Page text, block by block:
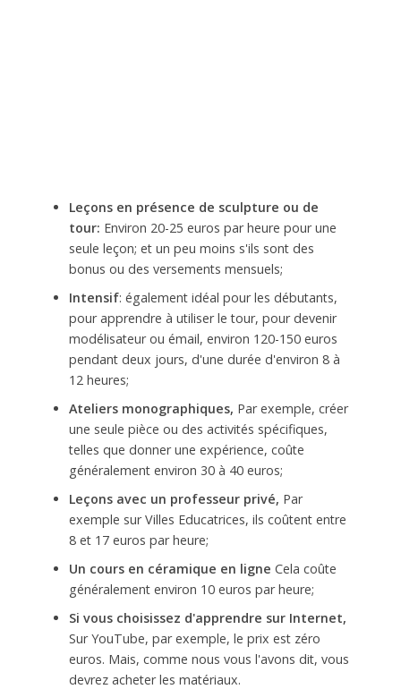
Leçons en présence de sculpture ou de
tour: Environ 20-25 euros par heure pour une
seule leçon; et un peu moins s'ils sont des
bonus ou des versements mensuels;
Intensif: également idéal pour les débutants,
pour apprendre à utiliser le tour, pour devenir
modélisateur ou émail, environ 120-150 euros
pendant deux jours, d'une durée d'environ 8 à
12 heures;
Ateliers monographiques, Par exemple, créer
une seule pièce ou des activités spécifiques,
telles que donner une expérience, coûte
généralement environ 30 à 40 euros;
Leçons avec un professeur privé, Par
exemple sur Villes Educatrices, ils coûtent entre
8 et 17 euros par heure;
Un cours en céramique en ligne Cela coûte
généralement environ 10 euros par heure;
Si vous choisissez d'apprendre sur Internet,
Sur YouTube, par exemple, le prix est zéro
euros. Mais, comme nous vous l'avons dit, vous
devrez acheter les matériaux.